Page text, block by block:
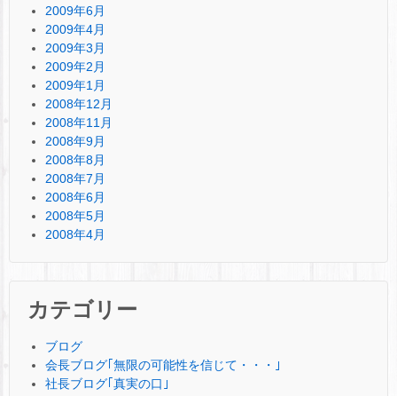
2009年6月
2009年4月
2009年3月
2009年2月
2009年1月
2008年12月
2008年11月
2008年9月
2008年8月
2008年7月
2008年6月
2008年5月
2008年4月
カテゴリー
ブログ
会長ブログ｢無限の可能性を信じて・・・｣
社長ブログ｢真実の口｣